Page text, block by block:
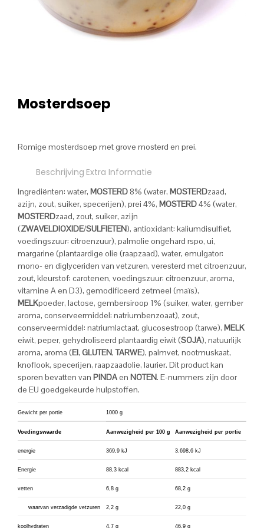
Mosterdsoep
Romige mosterdsoep met grove mosterd en prei.
Beschrijving Extra Informatie
Ingrediënten: water, MOSTERD8% (water, MOSTERDzaad,
azijn, zout, suiker, specerijen), prei 4%, MOSTERD4% (water,
MOSTERDzaad, zout, suiker, azijn
(ZWAVELDIOXIDE/SULFIETEN), antioxidant: kaliumdisulfiet,
voedingszuur: citroenzuur), palmolie ongehard rspo, ui,
margarine (plantaardige olie (raapzaad), water, emulgator:
mono- en diglyceriden van vetzuren, veresterd met citroenzuur,
zout, kleurstof: carotenen, voedingszuur: citroenzuur, aroma,
vitamine A en D3), gemodificeerd zetmeel (maïs),
MELKpoeder, lactose, gembersiroop 1% (suiker, water, gember
aroma, conserveermiddel: natriumbenzoaat), zout,
conserveermiddel: natriumlactaat, glucosestroop (tarwe), MELK
eiwit, peper, gehydroliseerd plantaardig eiwit (SOJA), natuurlijk
aroma, aroma (EI, GLUTEN,TARWE), palmvet, nootmuskaat,
knoflook, specerijen, raapzaadolie, laurier. Dit product kan
sporen bevatten van PINDAen NOTEN. E-nummers zijn door
de EU goedgekeurde hulpstoffen.
Gewicht per portie 1000 g
Voedingswaarde Aanwezigheid per 100 g Aanwezigheid per portie
energie 369,9 kJ 3.698,6 kJ
Energie 88,3 kcal 883,2 kcal
vetten 6,8 g 68,2 g
waarvan verzadigde vetzuren 2,2 g 22,0 g
koolhydraten 4,7 g 46,9 g